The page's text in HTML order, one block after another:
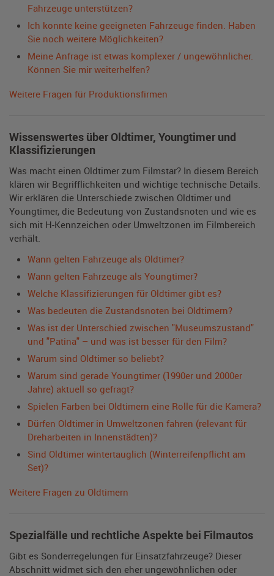
Fahrzeuge unterstützen?
Ich konnte keine geeigneten Fahrzeuge finden. Haben
Sie noch weitere Möglichkeiten?
Meine Anfrage ist etwas komplexer / ungewöhnlicher.
Können Sie mir weiterhelfen?
Weitere Fragen für Produktionsfirmen
Wissenswertes über Oldtimer, Youngtimer und
Klassifizierungen
Was macht einen Oldtimer zum Filmstar? In diesem Bereich
klären wir Begrifflichkeiten und wichtige technische Details.
Wir erklären die Unterschiede zwischen Oldtimer und
Youngtimer, die Bedeutung von Zustandsnoten und wie es
sich mit H-Kennzeichen oder Umweltzonen im Filmbereich
verhält.
Wann gelten Fahrzeuge als Oldtimer?
Wann gelten Fahrzeuge als Youngtimer?
Welche Klassifizierungen für Oldtimer gibt es?
Was bedeuten die Zustandsnoten bei Oldtimern?
Was ist der Unterschied zwischen "Museumszustand"
und "Patina" – und was ist besser für den Film?
Warum sind Oldtimer so beliebt?
Warum sind gerade Youngtimer (1990er und 2000er
Jahre) aktuell so gefragt?
Spielen Farben bei Oldtimern eine Rolle für die Kamera?
Dürfen Oldtimer in Umweltzonen fahren (relevant für
Dreharbeiten in Innenstädten)?
Sind Oldtimer wintertauglich (Winterreifenpflicht am
Set)?
Weitere Fragen zu Oldtimern
Spezialfälle und rechtliche Aspekte bei Filmautos
Gibt es Sonderregelungen für Einsatzfahrzeuge? Dieser
Abschnitt widmet sich den eher ungewöhnlichen oder